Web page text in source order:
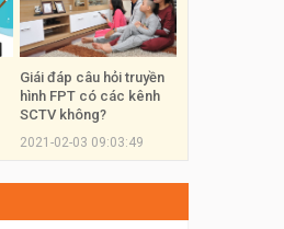
Giái đáp câu hỏi truyền
hình FPT có các kênh
SCTV không?
2021-02-03 09:03:49